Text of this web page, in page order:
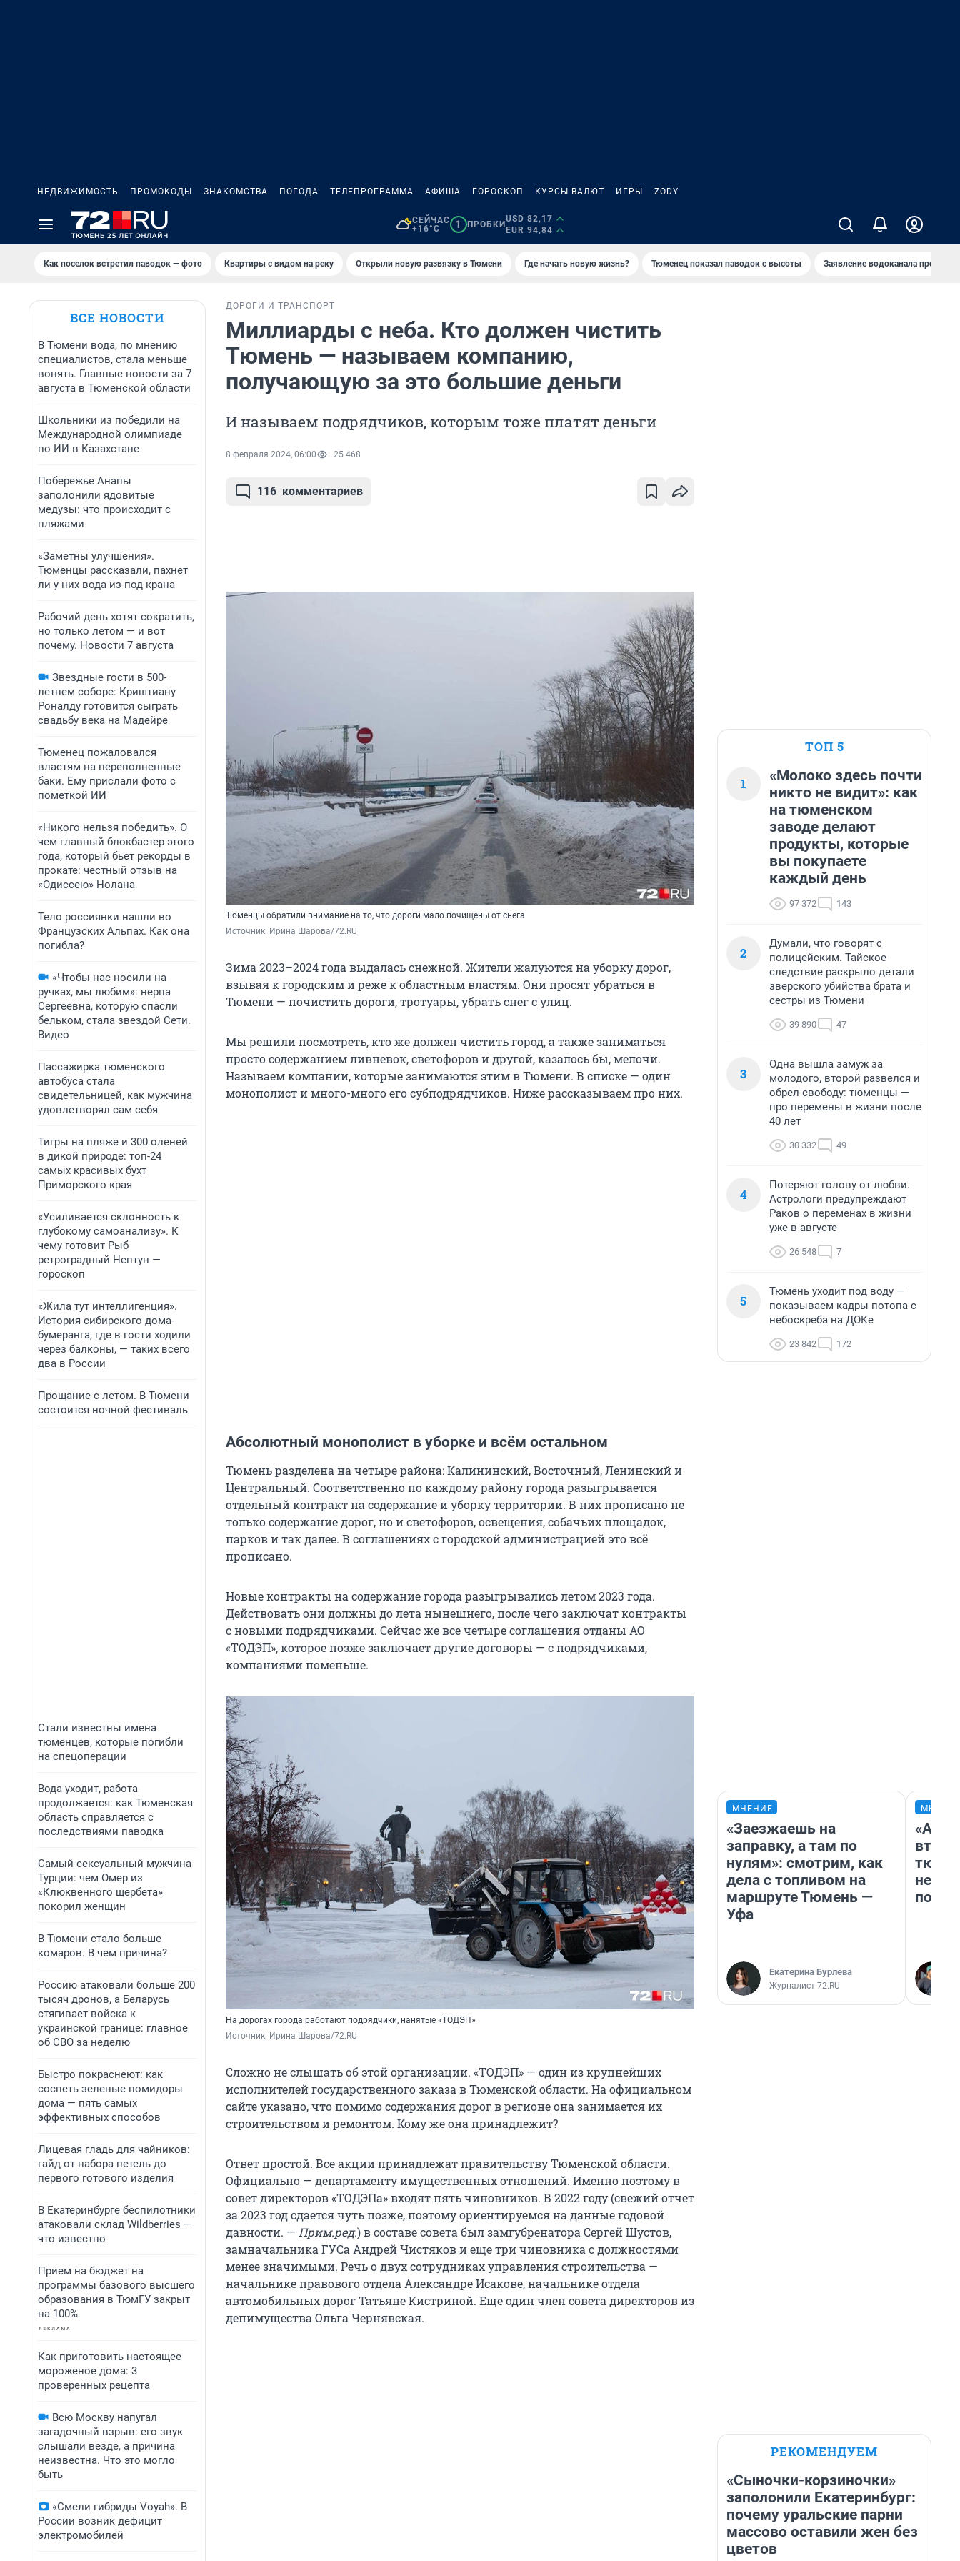
НЕДВИЖИМОСТЬ ПРОМОКОДЫ ЗНАКОМСТВА ПОГОДА ТЕЛЕПРОГРАММА АФИША ГОРОСКОП КУРСЫ ВАЛЮТ ИГРЫ ZODY
СЕЙЧАС
+16°C
1 ПРОБКИ
USD 82,17
EUR 94,84
Как поселок встретил паводок — фото Квартиры с видом на реку Открыли новую развязку в Тюмени Где начать новую жизнь? Тюменец показал паводок с высоты Заявление водоканала про
ВСЕ НОВОСТИ
В Тюмени вода, по мнению
специалистов, стала меньше
вонять. Главные новости за 7
августа в Тюменской области
Школьники из победили на
Международной олимпиаде
по ИИ в Казахстане
Побережье Анапы
заполонили ядовитые
медузы: что происходит с
пляжами
«Заметны улучшения».
Тюменцы рассказали, пахнет
ли у них вода из-под крана
Рабочий день хотят сократить,
но только летом — и вот
почему. Новости 7 августа
Звездные гости в 500-
летнем соборе: Криштиану
Роналду готовится сыграть
свадьбу века на Мадейре
Тюменец пожаловался
властям на переполненные
баки. Ему прислали фото с
пометкой ИИ
«Никого нельзя победить». О
чем главный блокбастер этого
года, который бьет рекорды в
прокате: честный отзыв на
«Одиссею» Нолана
Тело россиянки нашли во
Французских Альпах. Как она
погибла?
«Чтобы нас носили на
ручках, мы любим»: нерпа
Сергеевна, которую спасли
бельком, стала звездой Сети.
Видео
Пассажирка тюменского
автобуса стала
свидетельницей, как мужчина
удовлетворял сам себя
Тигры на пляже и 300 оленей
в дикой природе: топ-24
самых красивых бухт
Приморского края
«Усиливается склонность к
глубокому самоанализу». К
чему готовит Рыб
ретроградный Нептун —
гороскоп
«Жила тут интеллигенция».
История сибирского дома-
бумеранга, где в гости ходили
через балконы, — таких всего
два в России
Прощание с летом. В Тюмени
состоится ночной фестиваль
Стали известны имена
тюменцев, которые погибли
на спецоперации
Вода уходит, работа
продолжается: как Тюменская
область справляется с
последствиями паводка
Самый сексуальный мужчина
Турции: чем Омер из
«Клюквенного щербета»
покорил женщин
В Тюмени стало больше
комаров. В чем причина?
Россию атаковали больше 200
тысяч дронов, а Беларусь
стягивает войска к
украинской границе: главное
об СВО за неделю
Быстро покраснеют: как
соспеть зеленые помидоры
дома — пять самых
эффективных способов
Лицевая гладь для чайников:
гайд от набора петель до
первого готового изделия
В Екатеринбурге беспилотники
атаковали склад Wildberries —
что известно
Прием на бюджет на
программы базового высшего
образования в ТюмГУ закрыт
на 100%
Как приготовить настоящее
мороженое дома: 3
проверенных рецепта
Всю Москву напугал
загадочный взрыв: его звук
слышали везде, а причина
неизвестна. Что это могло
быть
«Смели гибриды Voyah». В
России возник дефицит
электромобилей
ДОРОГИ И ТРАНСПОРТ
Миллиарды с неба. Кто должен чистить
Тюмень — называем компанию,
получающую за это большие деньги
И называем подрядчиков, которым тоже платят деньги
8 февраля 2024, 06:00 25 468
116 комментариев
Тюменцы обратили внимание на то, что дороги мало почищены от снега
Источник: Ирина Шарова/72.RU
Зима 2023–2024 года выдалась снежной. Жители жалуются на уборку дорог,
взывая к городским и реже к областным властям. Они просят убраться в
Тюмени — почистить дороги, тротуары, убрать снег с улиц.
Мы решили посмотреть, кто же должен чистить город, а также заниматься
просто содержанием ливневок, светофоров и другой, казалось бы, мелочи.
Называем компании, которые занимаются этим в Тюмени. В списке — один
монополист и много-много его субподрядчиков. Ниже рассказываем про них.
Абсолютный монополист в уборке и всём остальном
Тюмень разделена на четыре района: Калининский, Восточный, Ленинский и
Центральный. Соответственно по каждому району города разыгрывается
отдельный контракт на содержание и уборку территории. В них прописано не
только содержание дорог, но и светофоров, освещения, собачьих площадок,
парков и так далее. В соглашениях с городской администрацией это всё
прописано.
Новые контракты на содержание города разыгрывались летом 2023 года.
Действовать они должны до лета нынешнего, после чего заключат контракты
с новыми подрядчиками. Сейчас же все четыре соглашения отданы АО
«ТОДЭП», которое позже заключает другие договоры — с подрядчиками,
компаниями поменьше.
На дорогах города работают подрядчики, нанятые «ТОДЭП»
Источник: Ирина Шарова/72.RU
Сложно не слышать об этой организации. «ТОДЭП» — один из крупнейших
исполнителей государственного заказа в Тюменской области. На официальном
сайте указано, что помимо содержания дорог в регионе она занимается их
строительством и ремонтом. Кому же она принадлежит?
Ответ простой. Все акции принадлежат правительству Тюменской области.
Официально — департаменту имущественных отношений. Именно поэтому в
совет директоров «ТОДЭПа» входят пять чиновников. В 2022 году (свежий отчет
за 2023 год сдается чуть позже, поэтому ориентируемся на данные годовой
давности. — Прим.ред.) в составе совета был замгубренатора Сергей Шустов,
замначальника ГУСа Андрей Чистяков и еще три чиновника с должностями
менее значимыми. Речь о двух сотрудниках управления строительства —
начальнике правового отдела Александре Исакове, начальнике отдела
автомобильных дорог Татьяне Кистриной. Еще один член совета директоров из
депимущества Ольга Чернявская.
ТОП 5
1
«Молоко здесь почти
никто не видит»: как
на тюменском
заводе делают
продукты, которые
вы покупаете
каждый день
97 372 143
2
Думали, что говорят с
полицейским. Тайское
следствие раскрыло детали
зверского убийства брата и
сестры из Тюмени
39 890 47
3
Одна вышла замуж за
молодого, второй развелся и
обрел свободу: тюменцы —
про перемены в жизни после
40 лет
30 332 49
4
Потеряют голову от любви.
Астрологи предупреждают
Раков о переменах в жизни
уже в августе
26 548 7
5
Тюмень уходит под воду —
показываем кадры потопа с
небоскреба на ДОКе
23 842 172
МНЕНИЕ
«Заезжаешь на
заправку, а там по
нулям»: смотрим, как
дела с топливом на
маршруте Тюмень —
Уфа
Екатерина Бурлева
Журналист 72.RU
РЕКОМЕНДУЕМ
«Сыночки-корзиночки»
заполонили Екатеринбург:
почему уральские парни
массово оставили жен без
цветов